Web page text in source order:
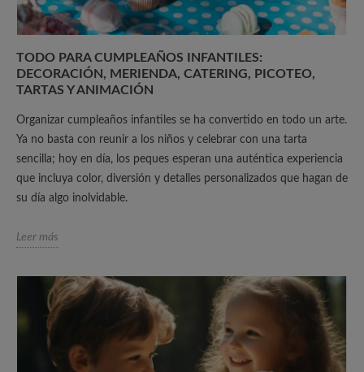
TODO PARA CUMPLEAÑOS INFANTILES:
DECORACIÓN, MERIENDA, CATERING, PICOTEO,
TARTAS Y ANIMACIÓN
Organizar cumpleaños infantiles se ha convertido en todo un arte.
Ya no basta con reunir a los niños y celebrar con una tarta
sencilla; hoy en día, los peques esperan una auténtica experiencia
que incluya color, diversión y detalles personalizados que hagan de
su día algo inolvidable.
Leer más